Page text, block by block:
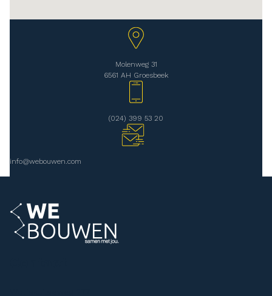
Molenweg 31
6561 AH Groesbeek
(024) 399 53 20
info@webouwen.com